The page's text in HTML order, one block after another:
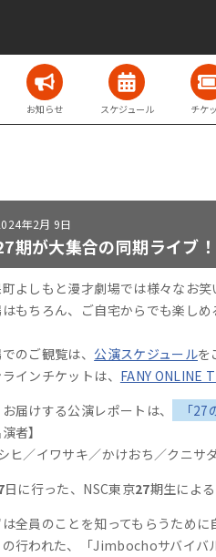
お知らせ スケジュール チケ
年2月 9日
期が大集合の同期ライブ
よしもと漫才劇場では様々なお笑
もちろん、ご自宅からでも楽しめ
のご観覧は、 公演スケジュールを
インチケットは、 FANY ONLINE
届けする公演レポートは、
「27
演者】
ヒ／イワサキ／かけおち／クニサ
日に行った、NSC東京27期生によ
は全員のことを知ってもらうために
行われた、「Jimbochoサバイバ